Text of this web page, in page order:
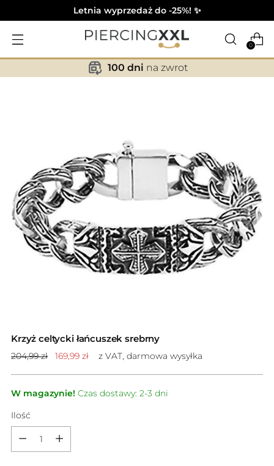
Letnia wyprzedaż do -25%! ✨
0
✕
100 dni na zwrot
Krzyż celtycki łańcuszek srebrny
Cena
204,99 zł 169,99 zł z VAT, darmowa wysyłka
W magazynie! Czas dostawy: 2-3 dni
Ilość